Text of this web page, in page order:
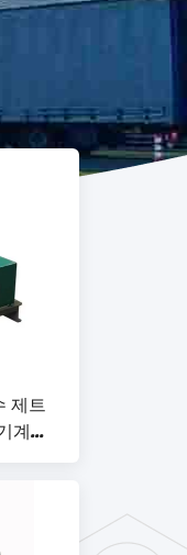
제트
계를